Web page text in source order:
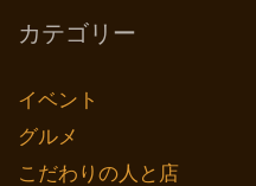
カテゴリー
イベント
グルメ
こだわりの人と店